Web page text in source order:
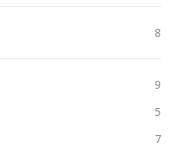
8
9
5
7